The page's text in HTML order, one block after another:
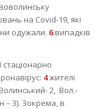
на Covid-19, які
одужали. 6випадків
4жителі
2, Вол.-
– 3). Зокрема, в